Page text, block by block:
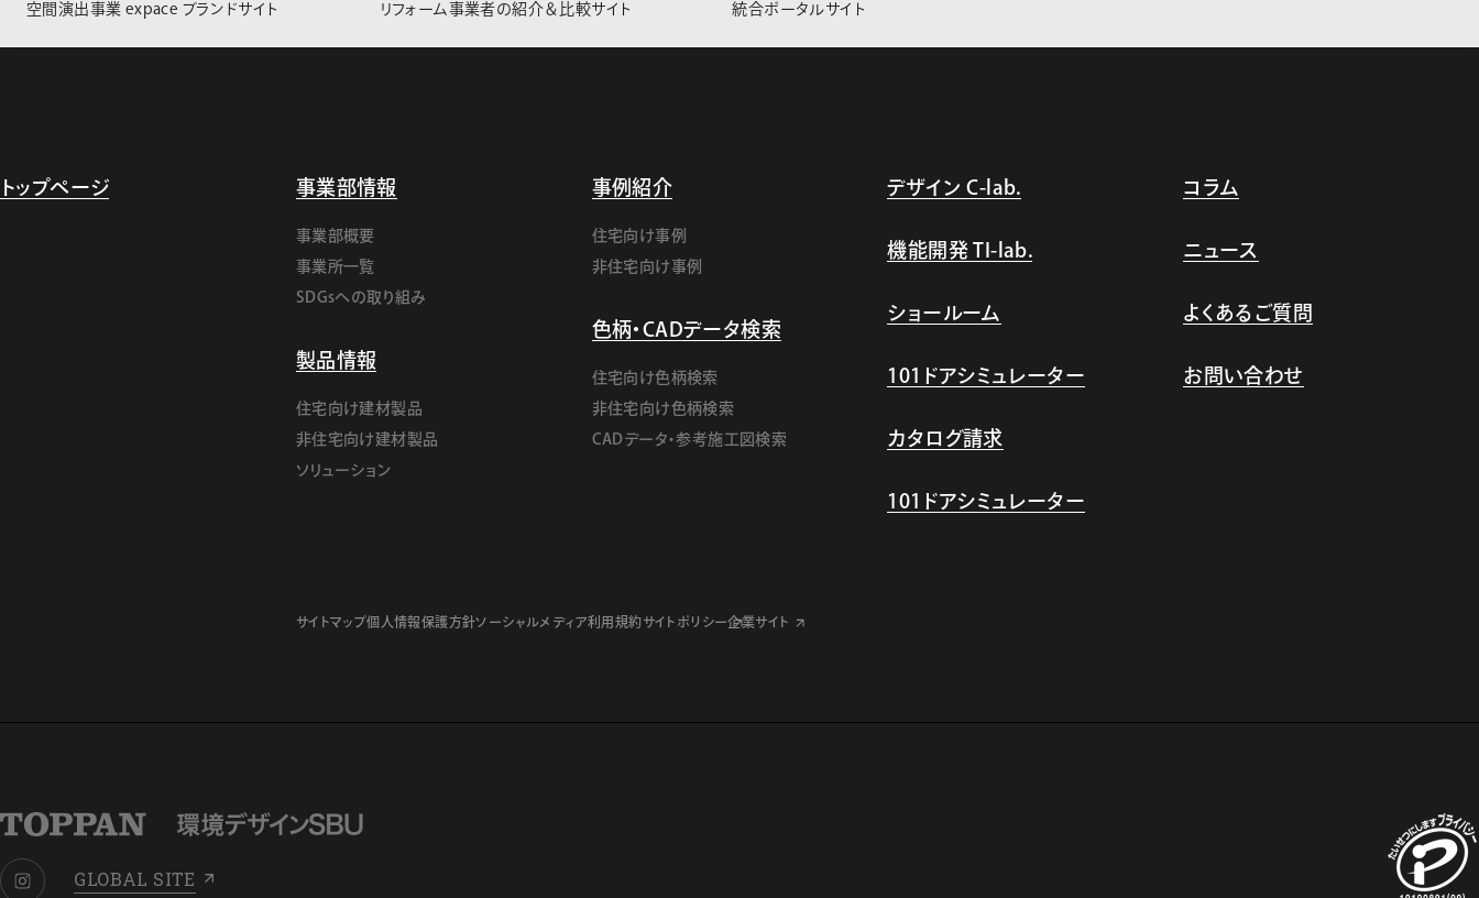
空間演出事業 expace ブランドサイト リフォーム事業者の紹介＆比較サイト 統合ポータルサイト
トップページ 事業部情報
事業部概要
事業所一覧
SDGsへの取り組み
製品情報
住宅向け建材製品
非住宅向け建材製品
ソリューション
事例紹介
住宅向け事例
非住宅向け事例
色柄・CADデータ検索
住宅向け色柄検索
非住宅向け色柄検索
CADデータ・参考施工図検索
デザイン C-lab.
機能開発 TI-lab.
ショールーム
101ドアシミュレーター
カタログ請求
101ドアシミュレーター
コラム
ニュース
よくあるご質問
お問い合わせ
サイトマップ個人情報保護方針ソーシャルメディア利用規約サイトポリシー企業サイト
GLOBAL SITE